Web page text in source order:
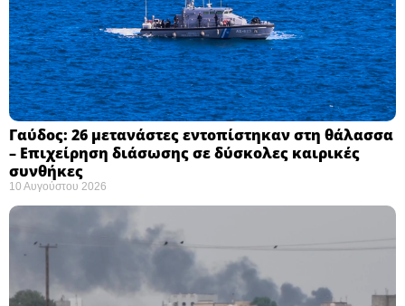
Γαύδος: 26 μετανάστες εντοπίστηκαν στη θάλασσα
– Επιχείρηση διάσωσης σε δύσκολες καιρικές
συνθήκες ​
10 Αυγούστου 2026